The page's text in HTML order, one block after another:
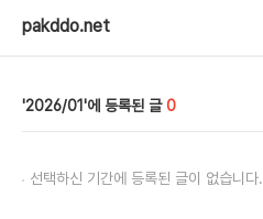
pakddo.net
2026/01 0
선택하신 기간에 등록된 글이 없습니다.